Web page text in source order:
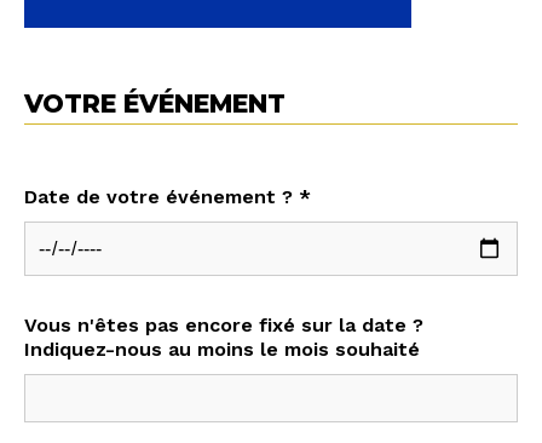
VOTRE ÉVÉNEMENT
Date de votre événement ? *
Vous n'êtes pas encore fixé sur la date ?
Indiquez-nous au moins le mois souhaité